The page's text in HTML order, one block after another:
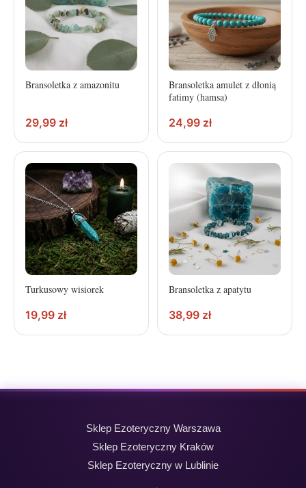
Bransoletka z amazonitu
29,99 zł
Bransoletka amulet z dłonią
fatimy (hamsa)
24,99 zł
Turkusowy wisiorek
19,99 zł
Bransoletka z apatytu
38,99 zł
Sklep Ezoteryczny Warszawa
Sklep Ezoteryczny Kraków
Sklep Ezoteryczny w Lublinie